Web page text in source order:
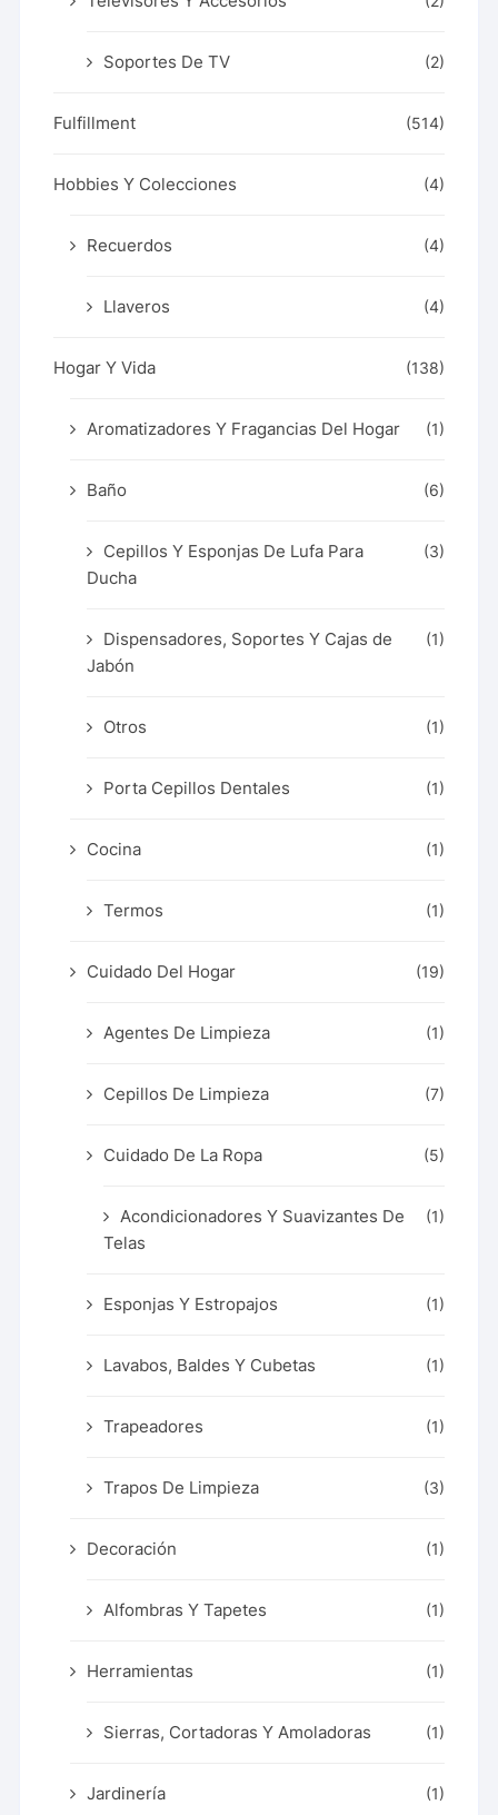
Soportes De TV (2)
Fulfillment (514)
Hobbies Y Colecciones (4)
Recuerdos (4)
Llaveros (4)
Hogar Y Vida (138)
Aromatizadores Y Fragancias Del Hogar (1)
Baño (6)
Cepillos Y Esponjas De Lufa Para
Ducha
(3)
Dispensadores, Soportes Y Cajas de
Jabón
(1)
Otros (1)
Porta Cepillos Dentales (1)
Cocina (1)
Termos (1)
Cuidado Del Hogar (19)
Agentes De Limpieza (1)
Cepillos De Limpieza (7)
Cuidado De La Ropa (5)
Acondicionadores Y Suavizantes De
Telas
(1)
Esponjas Y Estropajos (1)
Lavabos, Baldes Y Cubetas (1)
Trapeadores (1)
Trapos De Limpieza (3)
Decoración (1)
Alfombras Y Tapetes (1)
Herramientas (1)
Sierras, Cortadoras Y Amoladoras (1)
Jardinería (1)